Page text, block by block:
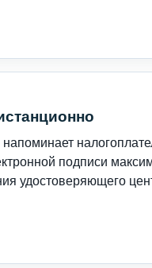
подписи
удостоверяющего